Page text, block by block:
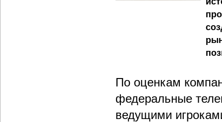
По оценкам
федеральные
ведущими